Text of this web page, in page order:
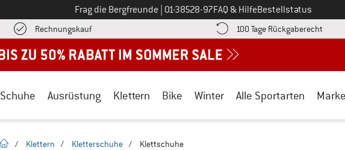
Frag die Bergfreunde Ruf uns an unter
01-38528-97FAQ & HilfeBestellstatus
RechnungskaufFinde die Zahlungs-Infos hier! Öffnet sich in einer Infobox
100 Tage Rückgaberecht
Schuhe Ausrüstung Klettern Bike Winter Alle Sportarten
Startseite
/ Klettern / Kletterschuhe / Klettschuhe